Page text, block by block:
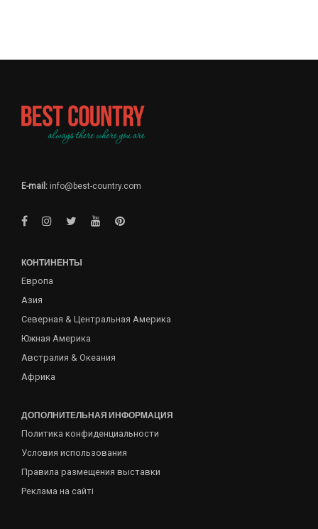
E-mail: info@best-country.com
КОНТИНЕНТЫ
Европа
Азия
Северная & Центральная Америка
Южная Америка
Австралия & Океания
Африка
ДОПОЛНИТЕЛЬНАЯ ИНФОРМАЦИЯ
Политика конфиденциальности
Условия использования
Правила размещения выставки
Реклама на сайті